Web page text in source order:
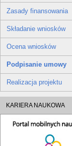
Zasady finansowania
Składanie wniosków
Ocena wniosków
Podpisanie umowy
Realizacja projektu
KARIERA NAUKOWA